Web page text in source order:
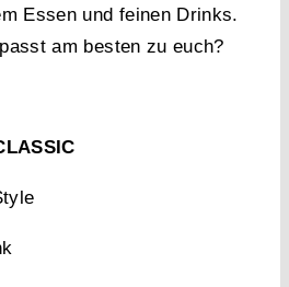
Essen und feinen Drinks.
am besten zu euch?